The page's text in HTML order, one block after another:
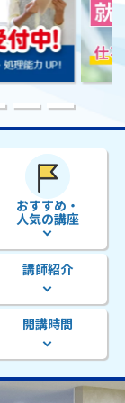
おすすめ・
人気の講座
講師紹介
開講時間